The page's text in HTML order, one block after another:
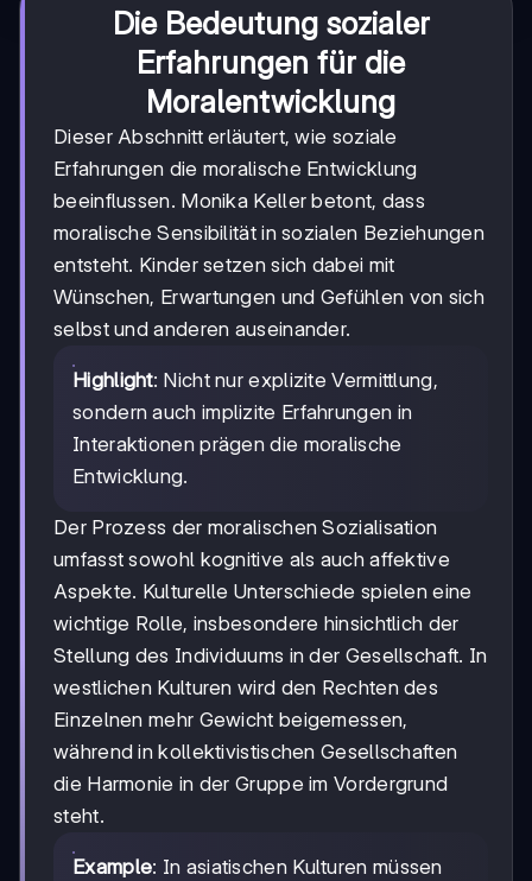
Die Bedeutung sozialer
Erfahrungen für die
Moralentwicklung
Dieser Abschnitt erläutert, wie soziale
Erfahrungen die moralische Entwicklung
beeinflussen. Monika Keller betont, dass
moralische Sensibilität in sozialen Beziehungen
entsteht. Kinder setzen sich dabei mit
Wünschen, Erwartungen und Gefühlen von sich
selbst und anderen auseinander.
Highlight: Nicht nur explizite Vermittlung,
sondern auch implizite Erfahrungen in
Interaktionen prägen die moralische
Entwicklung.
Der Prozess der moralischen Sozialisation
umfasst sowohl kognitive als auch affektive
Aspekte. Kulturelle Unterschiede spielen eine
wichtige Rolle, insbesondere hinsichtlich der
Stellung des Individuums in der Gesellschaft. In
westlichen Kulturen wird den Rechten des
Einzelnen mehr Gewicht beigemessen,
während in kollektivistischen Gesellschaften
die Harmonie in der Gruppe im Vordergrund
steht.
Example: In asiatischen Kulturen müssen